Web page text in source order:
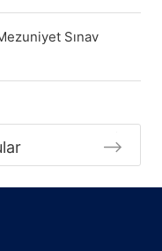
Sınav